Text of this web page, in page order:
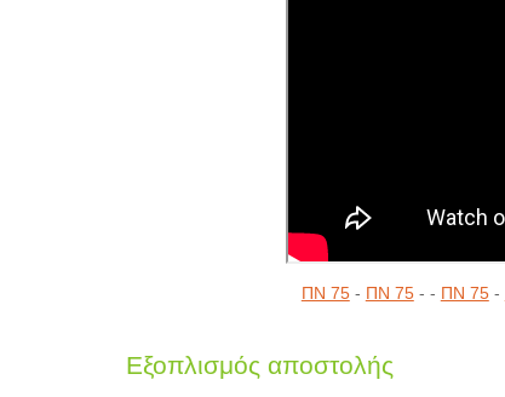
ΠΝ 75- ΠΝ 75- - ΠΝ 75-
Εξοπλισμός αποστολής